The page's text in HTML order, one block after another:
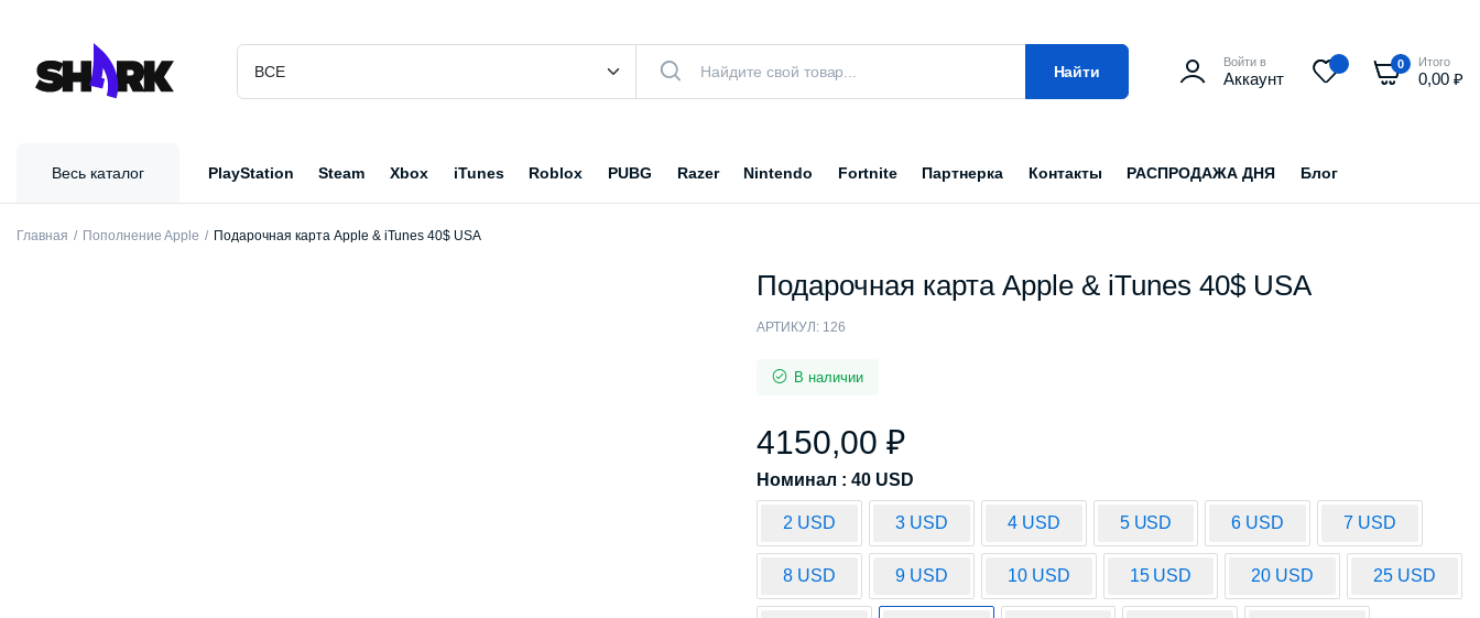
Найти
Войти в
Аккаунт
0 Итого
0,00₽
Весь каталог PlayStation Steam Xbox iTunes Roblox PUBG Razer Nintendo Fortnite Партнерка Контакты РАСПРОДАЖА ДНЯ Блог
Главная Пополнение Apple Подарочная карта Apple & iTunes 40$ USA
Подарочная карта Apple & iTunes 40$ USA
АРТИКУЛ: 126
В наличии
4150,00 ₽
Номинал : 40 USD
2 USD 3 USD 4 USD 5 USD 6 USD 7 USD
8 USD 9 USD 10 USD 15 USD 20 USD 25 USD